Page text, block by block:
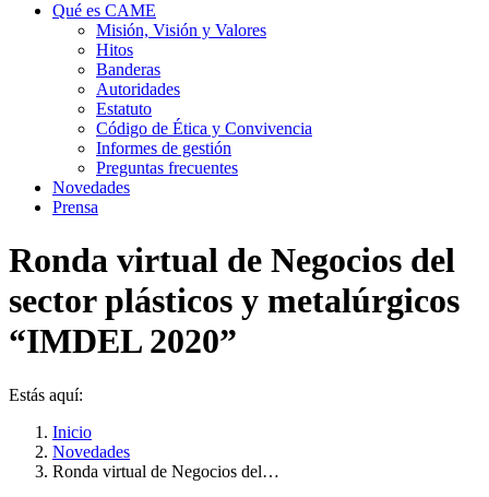
Qué es CAME
Misión, Visión y Valores
Hitos
Banderas
Autoridades
Estatuto
Código de Ética y Convivencia
Informes de gestión
Preguntas frecuentes
Novedades
Prensa
Ronda virtual de Negocios del
sector plásticos y metalúrgicos
“IMDEL 2020”
Estás aquí:
Inicio
Novedades
Ronda virtual de Negocios del…